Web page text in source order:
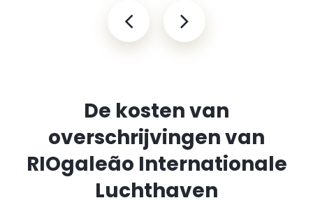
De kosten van
overschrijvingen van
RIOgaleão Internationale
Luchthaven